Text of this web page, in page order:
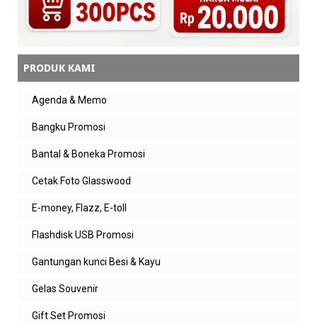
Balas
Intan adilla
Balas
Balasan
silahkan hub kami untuk pemesanan ya
Anonim
Keren flashdisk kulitnya sangat elegan
Balas
Balasan
PRODUK KAMI
Agenda & Memo
Bangku Promosi
Bantal & Boneka Promosi
Cetak Foto Glasswood
E-money, Flazz, E-toll
Flashdisk USB Promosi
Gantungan kunci Besi & Kayu
Gelas Souvenir
Gift Set Promosi